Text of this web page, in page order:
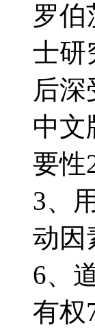
罗伯
士研
后
中文
要性
3、
动因
6、
有权